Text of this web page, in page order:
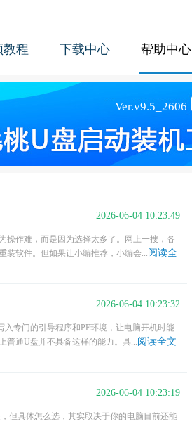
教程 下载中心 帮助中心
2026-06-04 10:23:49
操作难，而是因为选择太多了。网上一搜，各
装软件。但如果让小编推荐，小编会...阅读全
2026-06-04 10:23:32
专门的引导程序和PE环境，让电脑开机时能
普通U盘并不具备这样的能力。具...阅读全文
2026-06-04 10:23:19
但具体怎么选，其实取决于你的电脑目前还能